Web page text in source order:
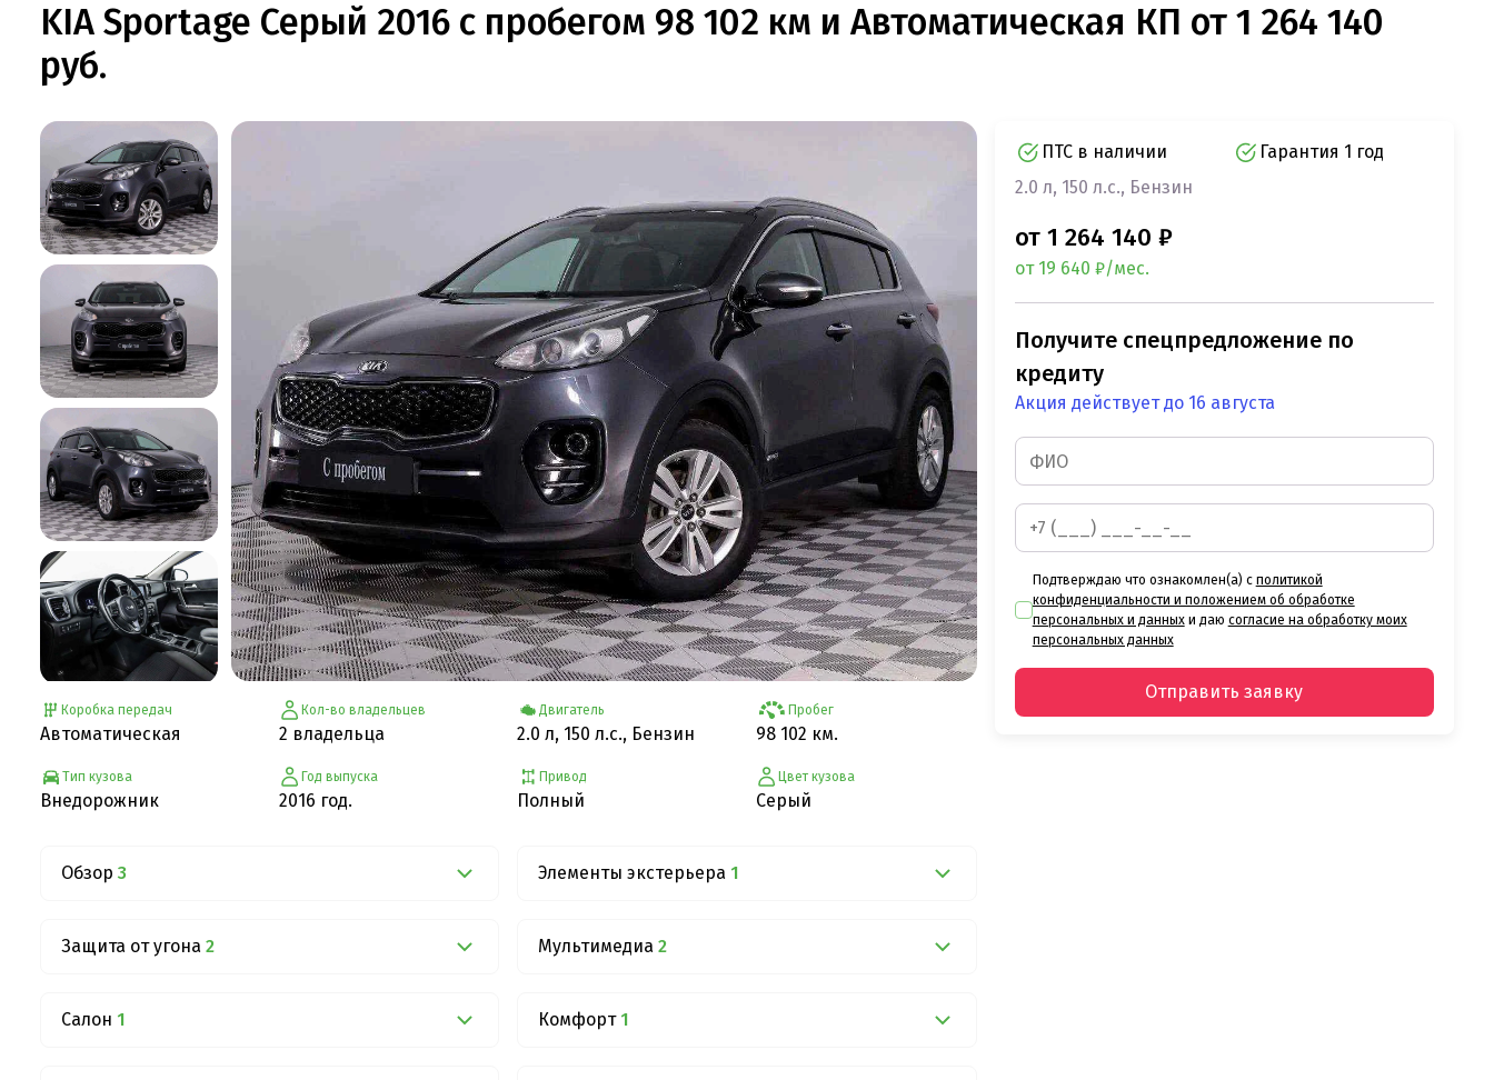
KIA Sportage Серый 2016 с пробегом 98 102 км и Автоматическая КП от 1 264 140
руб.
Коробка передач
Автоматическая
Тип кузова
Внедорожник
Кол-во владельцев
2 владельца
Год выпуска
2016 год.
Двигатель
2.0 л, 150 л.с., Бензин
Привод
Полный
Пробег
98 102 км.
Цвет кузова
Серый
Обзор 3 Элементы экстерьера 1
Защита от угона 2 Мультимедиа 2
Салон 1 Комфорт 1
ПТС в наличии
Гарантия 1 год
2.0 л, 150 л.с., Бензин
от 1 264 140 ₽
от 19 640 ₽/мес.
Получите спецпредложение по
кредиту
Акция действует до 16 августа
Подтверждаю что ознакомлен(а) с политикой
конфиденциальности и положением об обработке
персональных и данныхи даю согласие на обработку моих
персональных данных
Отправить заявку